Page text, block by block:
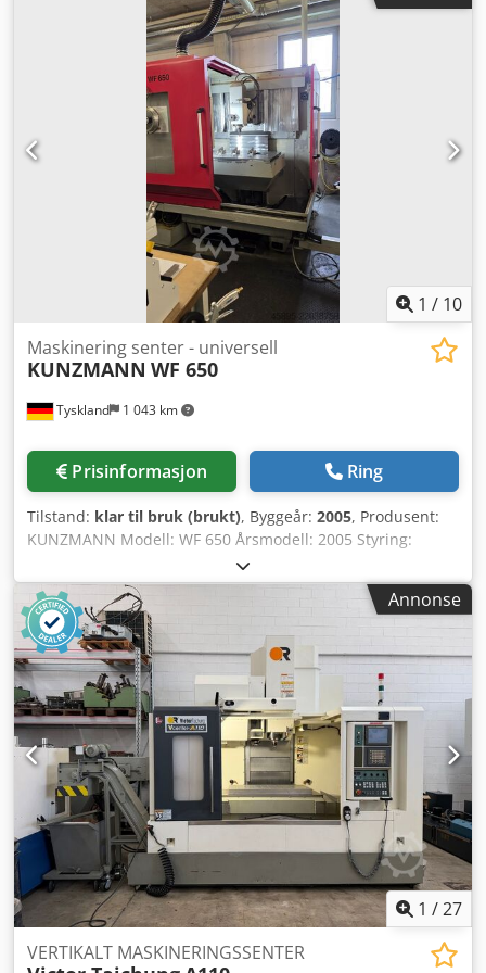
1 / 10
Tyskland 1 043 km
Maskinering senter - universell
KUNZMANN WF 650
Prisinformasjon Ring
Tilstand: klar til bruk (brukt), Byggeår: 2005, Produsent:
KUNZMANN Modell: WF 650 Årsmodell: 2005 Styring:
HEIDENHAIN iTNC 530 Maskinvekt ca.: 4.000 kg
Verktøyfeste: SK40 X-akse vandring: 650 mm Y-akse
vandring: 500 mm Z-akse vandring: 450 mm
Turtallsområde: 10.000 o/min Maksimal bordbelastning:
350 kg Plassbehov ca.: 3,0 x 2,5 x 2,6 m Bordstørrelse: 900 x
500 mm Dsdszawibspfx Ap Ejwa
Annonse
1 /27
VERTIKALT MASKINERINGSSENTER